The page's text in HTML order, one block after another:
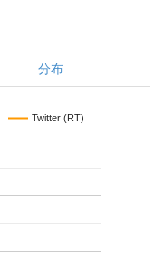
分布
Twitter (RT)